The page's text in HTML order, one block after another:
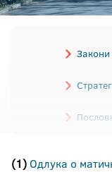
Закони
(1) Одлука о